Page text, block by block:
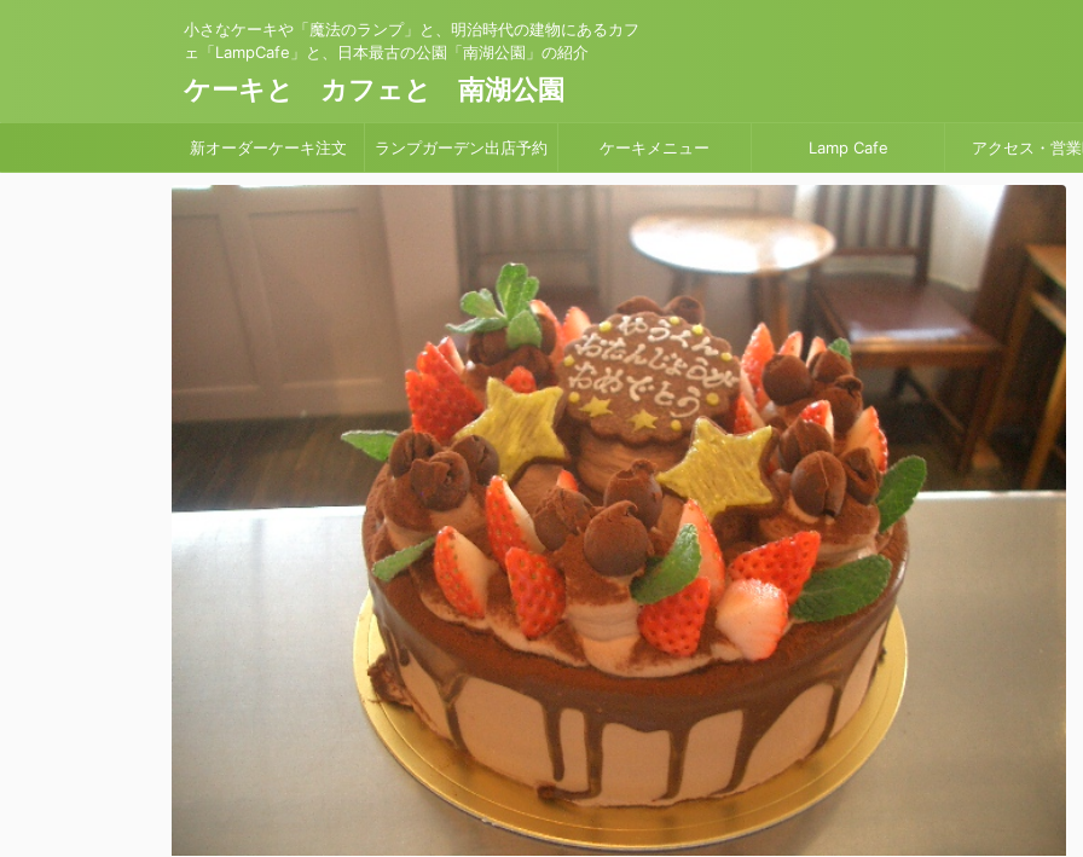
小さなケーキや「魔法のランプ」と、明治時代の建物にあるカフ
ェ「LampCafe」と、日本最古の公園「南湖公園」の紹介
ケーキと カフェと 南湖公園
新オーダーケーキ注文 ランプガーデン出店予約 ケーキメニュー Lamp Cafe アクセス・営